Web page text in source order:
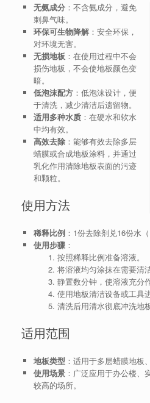
无氨成分：不含氨成分，避免
刺鼻气味。
环保可生物降解：安全环保，
对环境无害。
无损地板 ：在使用过程中不会
损伤地板，不会使地板颜色变
暗。
低泡沫配方：低泡沫设计，便
于清洗，减少清洁后遗留物。
适用多种水质：在硬水和软水
中均有效。
高效去除：能够有效去除多层
蜡膜或合成地板涂料，并通过
乳化作用清除地板表面的污迹
和颗粒。
使用方法
稀释比例：1份去除剂兑16份水（
使用步骤：
按照稀释比例准备溶液。
将溶液均匀涂抹在需要清
静置数分钟，使溶液充分作
使用地板清洁设备或工具
清洗后用清水彻底冲洗地
适用范围
地板类型 ：适用于多层蜡膜地板
使用场景：广泛应用于办公楼、
较高的场所。